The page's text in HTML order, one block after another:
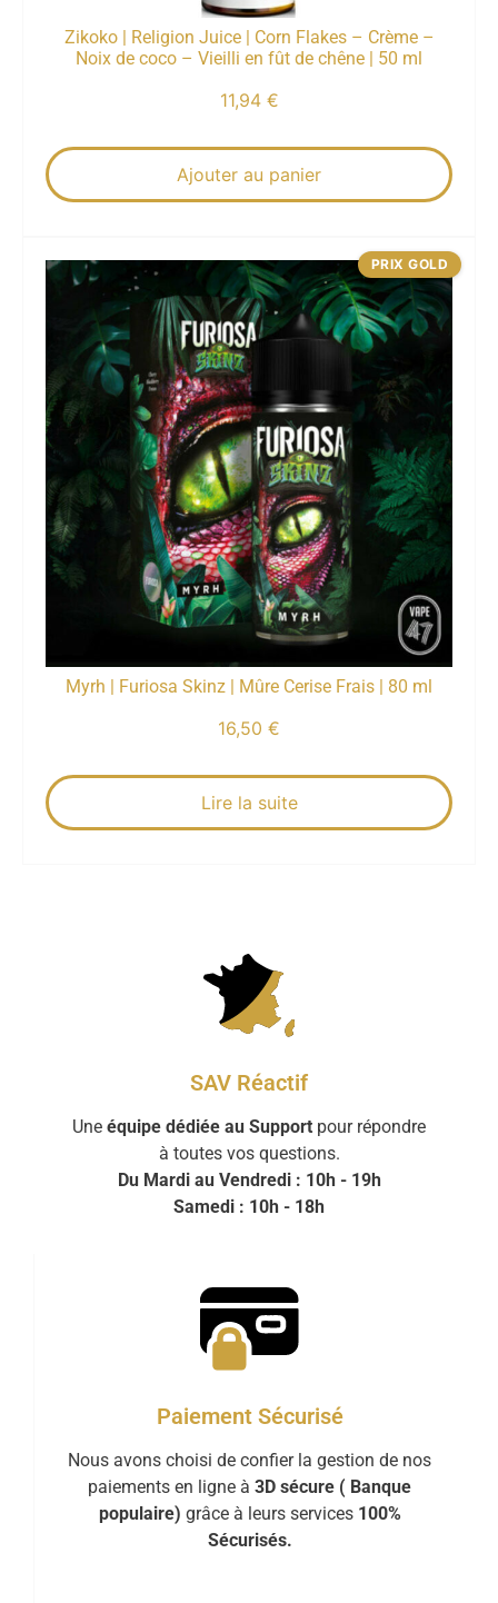
Zikoko | Religion Juice | Corn Flakes – Crème –
Noix de coco – Vieilli en fût de chêne | 50 ml
11,94 €
Ajouter au panier
Myrh | Furiosa Skinz | Mûre Cerise Frais | 80 ml
16,50 €
Lire la suite
PRIX GOLD
SAV Réactif
Une équipe dédiée au Support pour répondre
à toutes vos questions.
Du Mardi au Vendredi : 10h - 19h
Samedi : 10h - 18h
Paiement Sécurisé
Nous avons choisi de confier la gestion de nos
paiements en ligne à 3D sécure ( Banque
populaire) grâce à leurs services 100%
Sécurisés.